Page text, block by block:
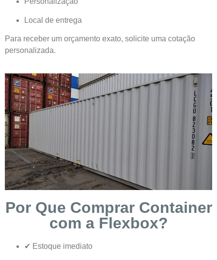
Local de entrega
Para receber um orçamento exato, solicite uma cotação
personalizada.
Por Que Comprar Container
com a Flexbox?
✔ Estoque imediato